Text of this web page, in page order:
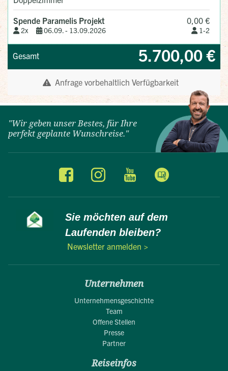
"Wir geben unser Bestes, für Ihre
perfekt geplante Wunschreise."
Sie möchten auf dem
Laufenden bleiben?
Newsletter anmelden >
Unternehmen
Unternehmensgeschichte
Team
Offene Stellen
Presse
Partner
Reiseinfos